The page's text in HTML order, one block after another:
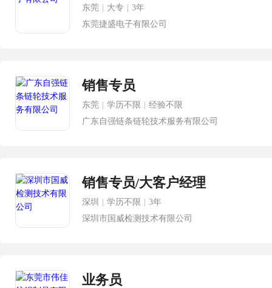
东莞 大专
3年
东莞捷盛电子有限公司
销售专员
东莞 学历不限
经验不限
广东自强链条链轮技术服务有限公司
销售专员/大客户经理
深圳 学历不限
3年
深圳市国威检测技术有限公司
业务员